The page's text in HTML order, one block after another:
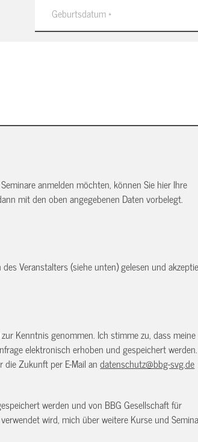
anmelden möchten, können Sie hier Ihre
mit den oben angegebenen Daten vorbelegt.
Veranstalters (siehe unten) gelesen und
Kenntnis genommen. Ich stimme zu, dass meine
elektronisch erhoben und gespeichert werden.
die Zukunft per E-Mail andatenschutz@bbg-svg.de
werden und von BBG Gesellschaft für
wird, mich über weitere Kurse und